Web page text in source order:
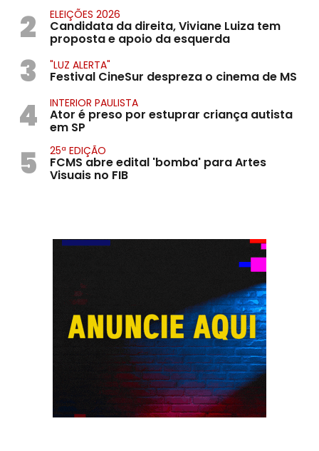
2 ELEIÇÕES 2026
Candidata da direita, Viviane Luiza tem
proposta e apoio da esquerda
3 "LUZ ALERTA"
Festival CineSur despreza o cinema de MS
4 INTERIOR PAULISTA
Ator é preso por estuprar criança autista
em SP
5 25ª EDIÇÃO
FCMS abre edital 'bomba' para Artes
Visuais no FIB